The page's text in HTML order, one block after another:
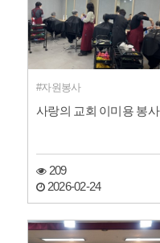
자원봉사
사랑의 교회 이미용 봉사
209
2026-02-24